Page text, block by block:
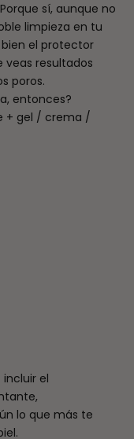
sí, aunque no
limpieza en tu
el protector
veas resultados
poros.
entonces?
+ gel / crema /
el
lo que más te